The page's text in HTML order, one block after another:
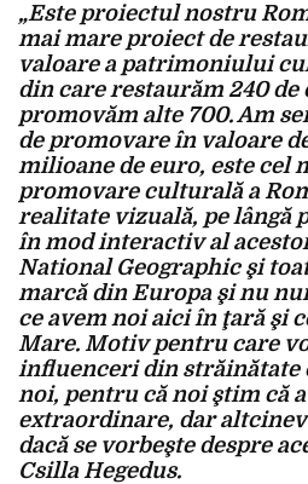
„Este proiectul nostru
mai mare proiect de
valoare a patrimoniului
din care restaurăm 240 de
promovăm alte 700. Am
de promovare în valoare
milioane de euro, este cel
promovare culturală a
realitate vizuală, pe lângă
în mod interactiv al
National Geographic şi
marcă din Europa şi nu
ce avem noi aici în ţară şi
Mare. Motiv pentru care
influenceri din străinătate
noi, pentru că noi ştim că
extraordinare, dar
dacă se vorbeşte despre
Csilla Hegedus.